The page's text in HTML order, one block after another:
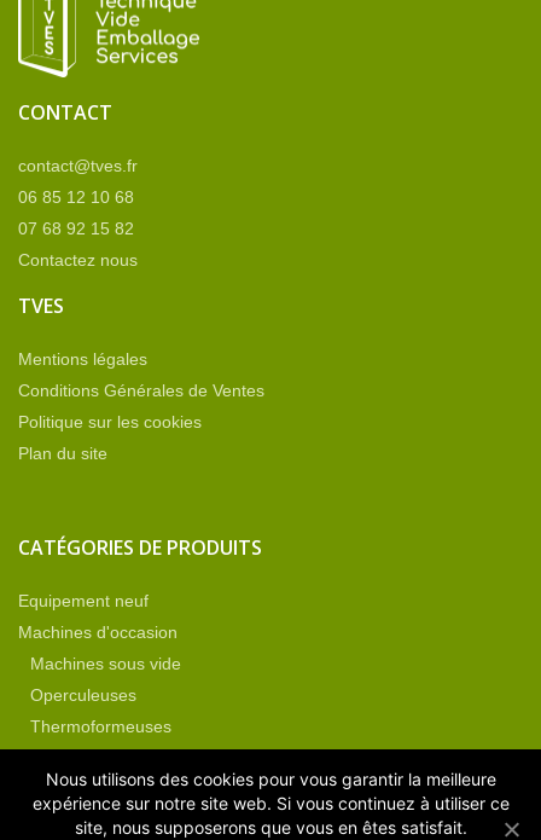
CONTACT
contact@tves.fr
06 85 12 10 68
07 68 92 15 82
Contactez nous
TVES
Mentions légales
Conditions Générales de Ventes
Politique sur les cookies
Plan du site
CATÉGORIES DE PRODUITS
Equipement neuf
Machines d'occasion
Machines sous vide
Operculeuses
Thermoformeuses
Pièces détachées
Nous utilisons des cookies pour vous garantir la meilleure
expérience sur notre site web. Si vous continuez à utiliser ce
site, nous supposerons que vous en êtes satisfait.